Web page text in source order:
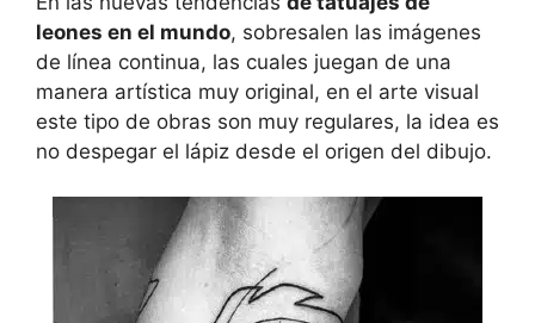
leones en el mundo, sobresalen las imágenes
de línea continua, las cuales juegan de una
manera artística muy original, en el arte visual
este tipo de obras son muy regulares, la idea es
no despegar el lápiz desde el origen del dibujo.